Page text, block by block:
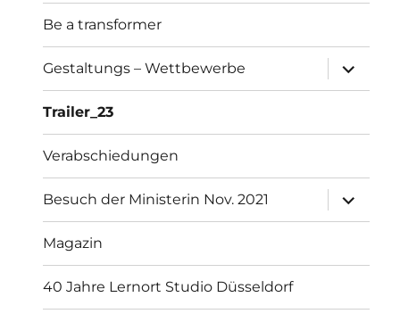
Be a transformer
Gestaltungs – Wettbewerbe
öffnen
Trailer_23
Verabschiedungen
Besuch der Ministerin Nov. 2021
öffnen
Magazin
40 Jahre Lernort Studio Düsseldorf